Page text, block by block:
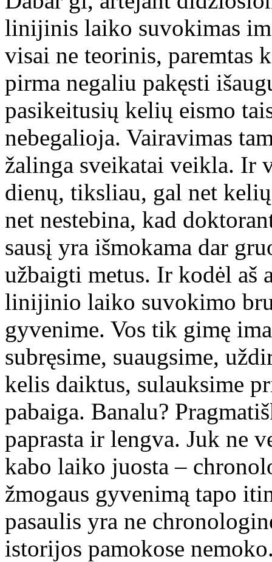
linijinis laiko suvokimas
visai ne teorinis, paremtas
pirma negaliu pakęsti
pasikeitusių kelių eismo
nebegalioja. Vairavimas
žalinga sveikatai veikla. Ir
dienų, tiksliau, gal net
net nestebina, kad
sausį yra išmokama dar
užbaigti metus. Ir kodėl aš
linijinio laiko suvokimo
gyvenime. Vos tik gimę
subręsime, suaugsime,
kelis daiktus, sulauksime
pabaiga. Banalu?
paprasta ir lengva. Juk ne
kabo laiko juosta –
žmogaus gyvenimą tapo
pasaulis yra ne
istorijos pamokose